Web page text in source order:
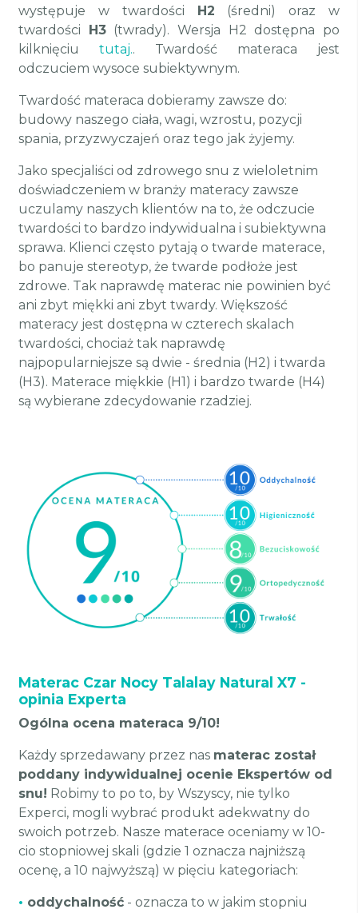
występuje w twardości H2 (średni) oraz w
twardości H3(twrady). Wersja H2 dostępna po
kilknięciu tutaj.. Twardość materaca jest
odczuciem wysoce subiektywnym.
Twardość materaca dobieramy zawsze do:
budowy naszego ciała, wagi, wzrostu, pozycji
spania, przyzwyczajeń oraz tego jak żyjemy.
Jako specjaliści od zdrowego snu z wieloletnim
doświadczeniem w branży materacy zawsze
uczulamy naszych klientów na to, że odczucie
twardości to bardzo indywidualna i subiektywna
sprawa. Klienci często pytają o twarde materace,
bo panuje stereotyp, że twarde podłoże jest
zdrowe. Tak naprawdę materac nie powinien być
ani zbyt miękki ani zbyt twardy. Większość
materacy jest dostępna w czterech skalach
twardości, chociaż tak naprawdę
najpopularniejsze są dwie - średnia (H2) i twarda
(H3). Materace miękkie (H1) i bardzo twarde (H4)
są wybierane zdecydowanie rzadziej.
Materac Czar Nocy Talalay Natural X7 -
opinia Experta
Ogólna ocena materaca 9/10!
Każdy sprzedawany przez nas materac został
poddany indywidualnej ocenie Ekspertów od
snu! Robimy to po to, by Wszyscy, nie tylko
Experci, mogli wybrać produkt adekwatny do
swoich potrzeb. Nasze materace oceniamy w 10-
cio stopniowej skali (gdzie 1 oznacza najniższą
ocenę, a 10 najwyższą) w pięciu kategoriach:
• oddychalność - oznacza to w jakim stopniu